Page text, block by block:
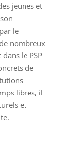
jeunes et
le
nombreux
le PSP
de
libres, il
et